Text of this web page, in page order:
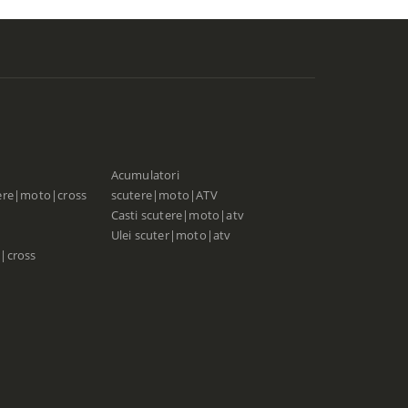
Acumulatori
scutere|moto|ATV
Casti scutere|moto|atv
Ulei scuter|moto|atv